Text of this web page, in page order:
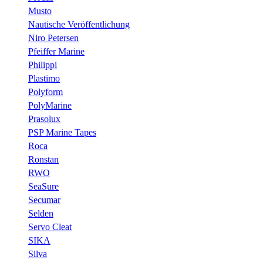
Musto
Nautische Veröffentlichung
Niro Petersen
Pfeiffer Marine
Philippi
Plastimo
Polyform
PolyMarine
Prasolux
PSP Marine Tapes
Roca
Ronstan
RWO
SeaSure
Secumar
Selden
Servo Cleat
SIKA
Silva